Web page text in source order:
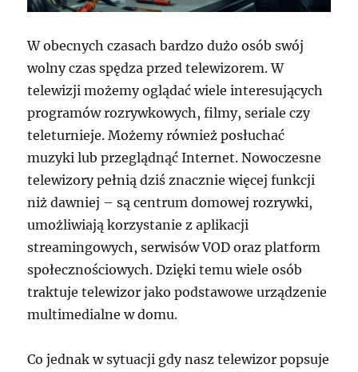
W obecnych czasach bardzo dużo osób swój
wolny czas spędza przed telewizorem. W
telewizji możemy oglądać wiele interesujących
programów rozrywkowych, filmy, seriale czy
teleturnieje. Możemy również posłuchać
muzyki lub przeglądnąć Internet. Nowoczesne
telewizory pełnią dziś znacznie więcej funkcji
niż dawniej – są centrum domowej rozrywki,
umożliwiają korzystanie z aplikacji
streamingowych, serwisów VOD oraz platform
społecznościowych. Dzięki temu wiele osób
traktuje telewizor jako podstawowe urządzenie
multimedialne w domu.
Co jednak w sytuacji gdy nasz telewizor popsuje